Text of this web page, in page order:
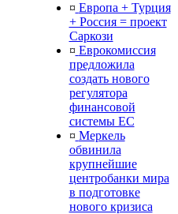
¤ Европа + Турция
+ Россия = проект
Саркози
¤ Еврокомиссия
предложила
создать нового
регулятора
финансовой
системы ЕС
¤ Меркель
обвинила
крупнейшие
центробанки мира
в подготовке
нового кризиса